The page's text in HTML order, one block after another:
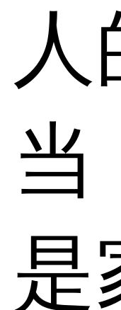
人
当
是